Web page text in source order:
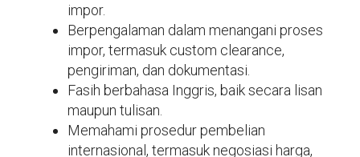
impor.
Berpengalaman dalam menangani proses
impor, termasuk custom clearance,
pengiriman, dan dokumentasi.
Fasih berbahasa Inggris, baik secara lisan
maupun tulisan.
Memahami prosedur pembelian
internasional, termasuk negosiasi harga,